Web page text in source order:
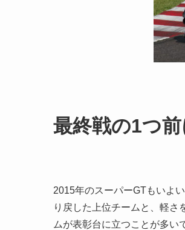
最終戦の1つ
2015年のスーパーGTもいよ
り戻した上位チームと、軽さ
ムが表彰台に立つことが多い